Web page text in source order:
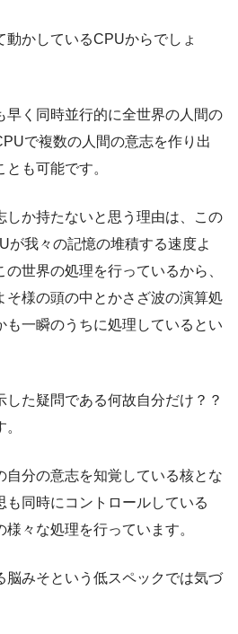
動かしているCPUからでしょ
早く同時並行的に全世界の人間の
で複数の人間の意志を作り出
も可能です。
しか持たないと思う理由は、この
が我々の記憶の堆積する速度よ
世界の処理を行っているから、
そ様の頭の中とかさざ波の演算処
も一瞬のうちに処理しているとい
した疑問である何故自分だけ？？
自分の意志を知覚している核とな
も同時にコントロールしている
々な処理を行っています。
脳みそという低スペックでは気づ